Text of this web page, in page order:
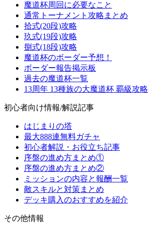
魔道杯周回に必要なこと
通常トーナメント攻略まとめ
拾式(20段)攻略
玖式(19段)攻略
捌式(18段)攻略
魔道杯のボーダー予想！
ボーダー報告掲示板
過去の魔道杯一覧
13周年 13種族の大魔道杯 覇級攻略
初心者向け情報/解説記事
はじまりの塔
最大888連無料ガチャ
初心者解説・お役立ち記事
序盤の進め方まとめ①
序盤の進め方まとめ②
ミッションの内容と報酬一覧
敵スキルと対策まとめ
デッキ購入のおすすめを紹介
その他情報